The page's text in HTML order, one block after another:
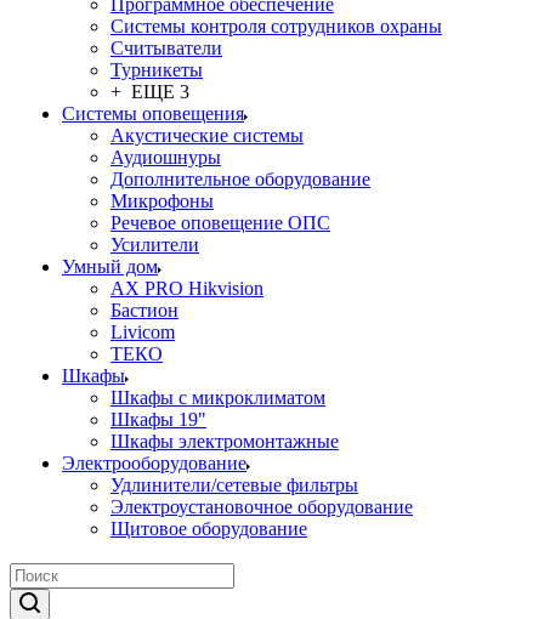
Программное обеспечение
Системы контроля сотрудников охраны
Считыватели
Турникеты
+ ЕЩЕ 3
Системы оповещения
Акустические системы
Аудиошнуры
Дополнительное оборудование
Микрофоны
Речевое оповещение ОПС
Усилители
Умный дом
AX PRO Hikvision
Бастион
Livicom
ТЕКО
Шкафы
Шкафы с микроклиматом
Шкафы 19"
Шкафы электромонтажные
Электрооборудование
Удлинители/сетевые фильтры
Электроустановочное оборудование
Щитовое оборудование